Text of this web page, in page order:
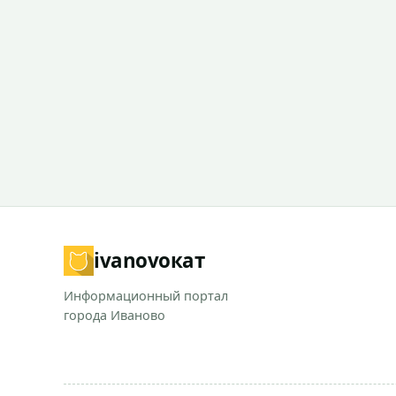
ivanovoкат
Информационный портал
города Иваново